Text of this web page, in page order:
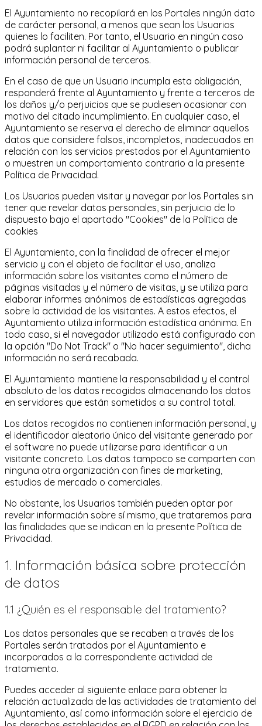
El Ayuntamiento no recopilará en los Portales ningún dato
de carácter personal, a menos que sean los Usuarios
quienes lo faciliten. Por tanto, el Usuario en ningún caso
podrá suplantar ni facilitar al Ayuntamiento o publicar
información personal de terceros.
En el caso de que un Usuario incumpla esta obligación,
responderá frente al Ayuntamiento y frente a terceros de
los daños y/o perjuicios que se pudiesen ocasionar con
motivo del citado incumplimiento. En cualquier caso, el
Ayuntamiento se reserva el derecho de eliminar aquellos
datos que considere falsos, incompletos, inadecuados en
relación con los servicios prestados por el Ayuntamiento
o muestren un comportamiento contrario a la presente
Política de Privacidad.
Los Usuarios pueden visitar y navegar por los Portales sin
tener que revelar datos personales, sin perjuicio de lo
dispuesto bajo el apartado "Cookies" de la Política de
cookies
El Ayuntamiento, con la finalidad de ofrecer el mejor
servicio y con el objeto de facilitar el uso, analiza
información sobre los visitantes como el número de
páginas visitadas y el número de visitas, y se utiliza para
elaborar informes anónimos de estadísticas agregadas
sobre la actividad de los visitantes. A estos efectos, el
Ayuntamiento utiliza información estadística anónima. En
todo caso, si el navegador utilizado está configurado con
la opción "Do Not Track" o "No hacer seguimiento", dicha
información no será recabada.
El Ayuntamiento mantiene la responsabilidad y el control
absoluto de los datos recogidos almacenando los datos
en servidores que están sometidos a su control total.
Los datos recogidos no contienen información personal, y
el identificador aleatorio único del visitante generado por
el software no puede utilizarse para identificar a un
visitante concreto. Los datos tampoco se comparten con
ninguna otra organización con fines de marketing,
estudios de mercado o comerciales.
No obstante, los Usuarios también pueden optar por
revelar información sobre sí mismo, que trataremos para
las finalidades que se indican en la presente Política de
Privacidad.
1. Información básica sobre protección
de datos
1.1 ¿Quién es el responsable del tratamiento?
Los datos personales que se recaben a través de los
Portales serán tratados por el Ayuntamiento e
incorporados a la correspondiente actividad de
tratamiento.
Puedes acceder al siguiente enlace para obtener la
relación actualizada de las actividades de tratamiento del
Ayuntamiento, así como información sobre el ejercicio de